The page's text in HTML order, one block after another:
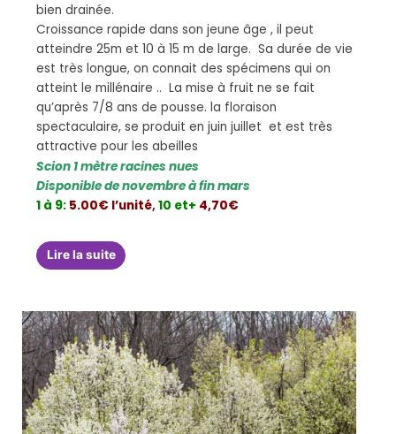
bien drainée.
Croissance rapide dans son jeune âge , il peut
atteindre 25m et 10 à 15 m de large. Sa durée de vie
est très longue, on connait des spécimens qui on
atteint le millénaire .. La mise à fruit ne se fait
qu’après 7/8 ans de pousse. la floraison
spectaculaire, se produit en juin juillet et est très
attractive pour les abeilles
Scion 1 mètre racines nues
Disponible de novembre à fin mars
1 à 9: 5.00€ l’unité,10 et+ 4,70€
Lire la suite